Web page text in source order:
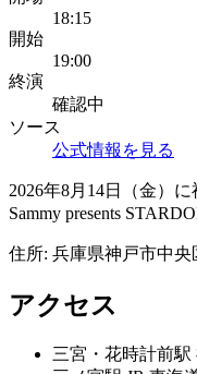
18:15
開始
19:00
終演
確認中
ソース
公式情報を見る
2026年8月14日（金）
Sammy presents
住所: 兵庫県神戸市中央
アクセス
三宮・花時計前駅